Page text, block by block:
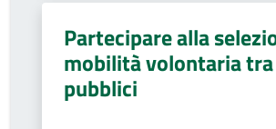
Partecipare alla
mobilità volontaria
pubblici